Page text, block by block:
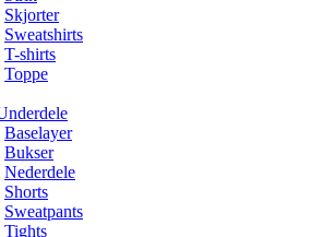
Skjorter
Sweatshirts
T-shirts
Toppe
Baselayer
Bukser
Nederdele
Shorts
Sweatpants
Tights